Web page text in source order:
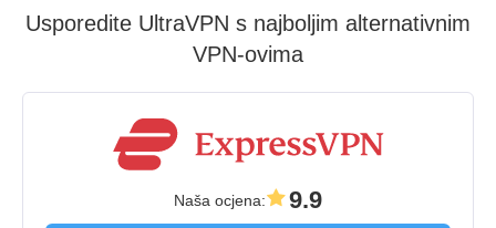
Usporedite UltraVPN s najboljim alternativnim
VPN-ovima
Naša ocjena: 9.9